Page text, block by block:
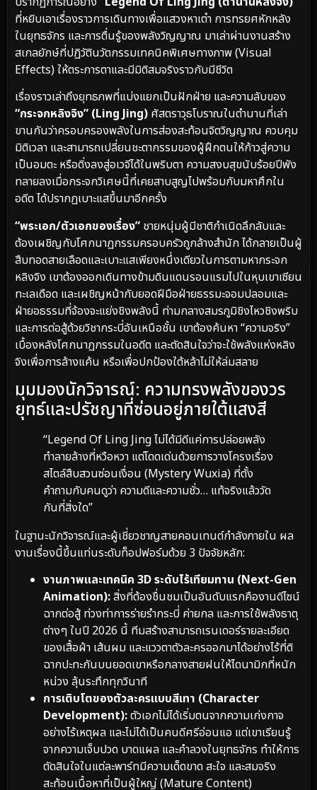
ที่หยิบเอาเรื่องราวการเดินทางเพื่อแสวงหาเต๋า การทรยศหักหลัง
ในยุทธจักร และการตื่นรู้ของพลังวิญญาณ มาเล่าผ่านงานสร้าง
สเกลยักษ์ที่ปฏิวัตินวัตกรรมเทคนิคพิเศษทางภาพ (Visual
Effects) ให้ตระการตาและมีมิติสมจริงราวกับมีชีวิต
เรื่องราวเล่าถึงยุทธภพที่แบ่งแยกเป็นฝักฝ่าย และความลับของ
“กระจกหลิงจิง” (Ling Jing) ศัสตราวุธโบราณในตำนานที่เล่า
ขานกันว่าครอบครองพลังในการส่องสะท้อนจิตวิญญาณ ควบคุม
มิติเวลา และสามารถเปลี่ยนชะตากรรมของผู้ฝึกตนให้ก้าวสู่ความ
เป็นอมตะ หรือดิ่งลงสู่อเวจีได้ในพริบตา ความสงบสุขนับร้อยปีพัง
ทลายลงเมื่อกระจกวิเศษนี้ที่เคยสาบสูญไปพร้อมกับมหาศึกใน
อดีต ได้ปรากฏเบาะแสขึ้นมาอีกครั้ง
“พระเอก/ตัวเอกของเรื่อง” ชายหนุ่มผู้มีชาติกำเนิดลึกลับและ
ต้องเผชิญกับโศกนาฏกรรมครอบครัวถูกล้างสำนัก ได้กลายเป็นผู้
สืบทอดสายเลือดและเบาะแสเพียงหนึ่งเดียวในการตามหากระจก
หลิงจิง เขาต้องออกเดินทางข้ามดินแดนรอนแรมไปในหุบเขาเซียน
ทะเลเดือด และเผชิญหน้ากับยอดฝีมือฝ่ายธรรมะจอมปลอมและ
ฝ่ายอธรรมที่จ้องจะแย่งชิงพลังนี้ ท่ามกลางสมรภูมิชิงไหวชิงพริบ
และการต่อสู้ด้วยวิชากระบี่อันเหนือชั้น เขาต้องค้นหา “ความจริง”
เบื้องหลังโศกนาฏกรรมในอดีต และตัดสินใจว่าจะใช้พลังแห่งหลิง
จิงเพื่อการล้างแค้น หรือเพื่อปกป้องใต้หล้าไม่ให้ล่มสลาย
มุมมองนักวิจารณ์: ความทรงพลังของวร
ยุทธ์และปรัชญาที่ซ่อนอยู่ภายใต้แสงสี
“Legend Of Ling Jing ไม่ได้มีดีแค่การปล่อยพลัง
ทำลายล้างที่หวือหวา แต่โดดเด่นด้วยการวางโครงเรื่อง
สไตล์สืบสวนซ่อนเงื่อน (Mystery Wuxia) ที่ตั้ง
คำถามกับคนดูว่า ความดีและความชั่ว… แท้จริงแล้ววัด
กันที่สิ่งใด”
ในฐานะนักวิจารณ์และผู้เชี่ยวชาญสายคอนเทนต์กำลังภายใน ผล
งานเรื่องนี้ขึ้นแท่นระดับท็อปฟอร์มด้วย 3 ปัจจัยหลัก:
งานภาพและเทคนิค 3D ระดับไร้เทียมทาน (Next-Gen
Animation):สิ่งที่ต้องชื่นชมเป็นอันดับแรกคืองานดีไซน์
ฉากต่อสู้ ท่วงท่าการร่ายรำกระบี่ ค่ายกล และการใช้พลังธาตุ
ต่างๆ ในปี 2026 นี้ ทีมสร้างสามารถเรนเดอร์รายละเอียด
ของเสื้อผ้า เส้นผม และแววตาตัวละครออกมาได้อย่างไร้ที่ติ
ฉากปะทะกันบนยอดเขาหรือกลางสายฝนให้ไดนามิกที่หนัก
หน่วง ลุ้นระทึกทุกวินาที
การเติบโตของตัวละครแบบสีเทา (Character
Development):ตัวเอกไม่ได้เริ่มตนจากความเก่งกาจ
อย่างไร้เหตุผล และไม่ได้เป็นคนดีศรีอ่อนแอ แต่เขาเรียนรู้
จากความเจ็บปวด บาดแผล และคำลวงในยุทธจักร ทำให้การ
ตัดสินใจในแต่ละพาร์ทมีความเด็ดขาด สะใจ และสมจริง
สะท้อนเนื้อหาที่เป็นผู้ใหญ่ (Mature Content)